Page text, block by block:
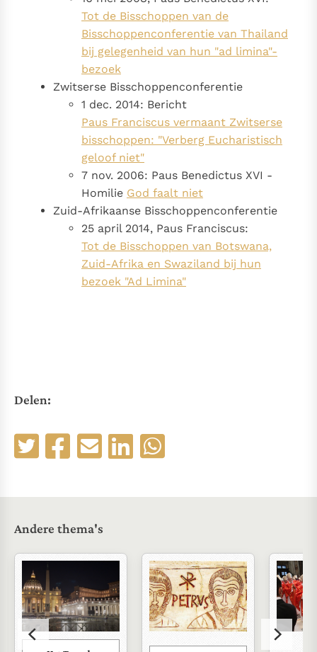
Tot de Bisschoppen van de
Bisschoppenconferentie van Thailand
bij gelegenheid van hun "ad limina"-
bezoek
Zwitserse Bisschoppenconferentie
1 dec. 2014: Bericht
Paus Franciscus vermaant Zwitserse
bisschoppen: "Verberg Eucharistisch
geloof niet"
7 nov. 2006: Paus Benedictus XVI -
Homilie God faalt niet
Zuid-Afrikaanse Bisschoppenconferentie
25 april 2014, Paus Franciscus:
Tot de Bisschoppen van Botswana,
Zuid-Afrika en Swaziland bij hun
bezoek "Ad Limina"
Delen:
Andere thema's